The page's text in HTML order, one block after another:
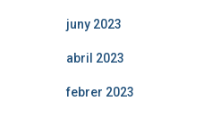
juny 2023
abril 2023
febrer 2023